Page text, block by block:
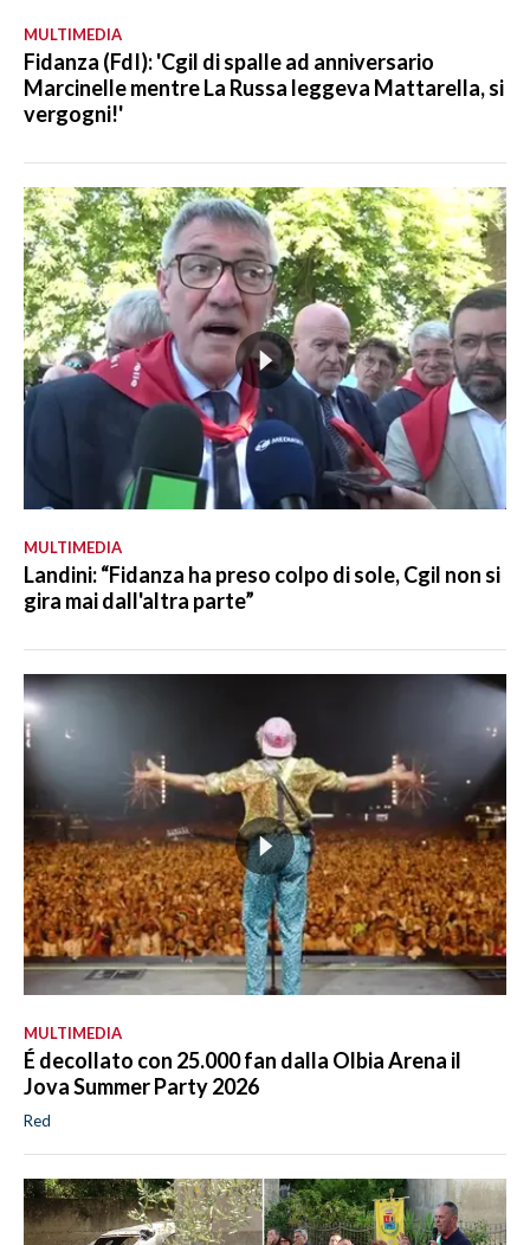
MULTIMEDIA
Fidanza (FdI): 'Cgil di spalle ad anniversario
Marcinelle mentre La Russa leggeva Mattarella, si
vergogni!'
MULTIMEDIA
Landini: “Fidanza ha preso colpo di sole, Cgil non si
gira mai dall'altra parte”
MULTIMEDIA
É decollato con 25.000 fan dalla Olbia Arena il
Jova Summer Party 2026
Red